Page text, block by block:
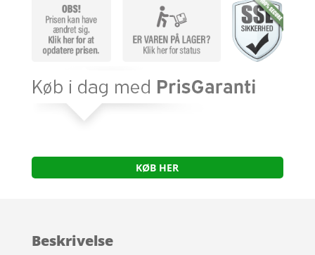
KØB HER
Beskrivelse